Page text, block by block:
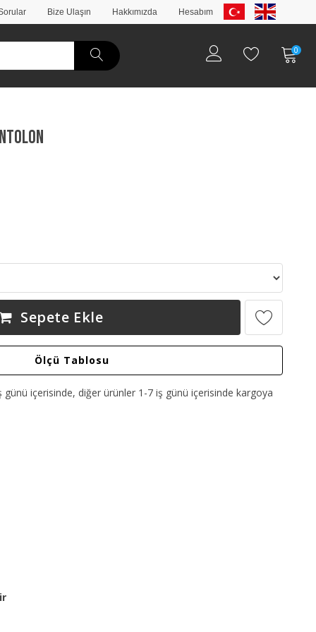
Bize Ulaşın Hakkımızda Hesabım
0
Sepete Ekle
Ölçü Tablosu
günü içerisinde, diğer ürünler 1-7 iş günü içerisinde kargoya